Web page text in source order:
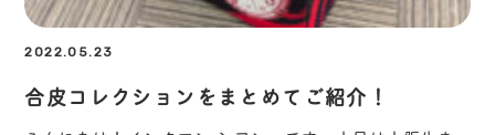
2022.05.23
合皮コレクションをまとめてご紹介！